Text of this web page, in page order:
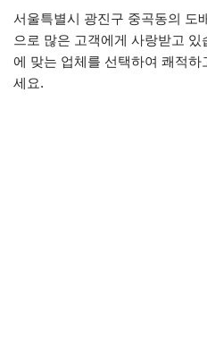
서울특별시 광진구 중곡동의 도
으로 많은 고객에게 사랑받고
에 맞는 업체를 선택하여 쾌적
세요.